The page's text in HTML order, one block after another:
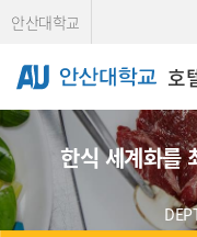
Skip Menu
안산대학교
호
한식 세계화를